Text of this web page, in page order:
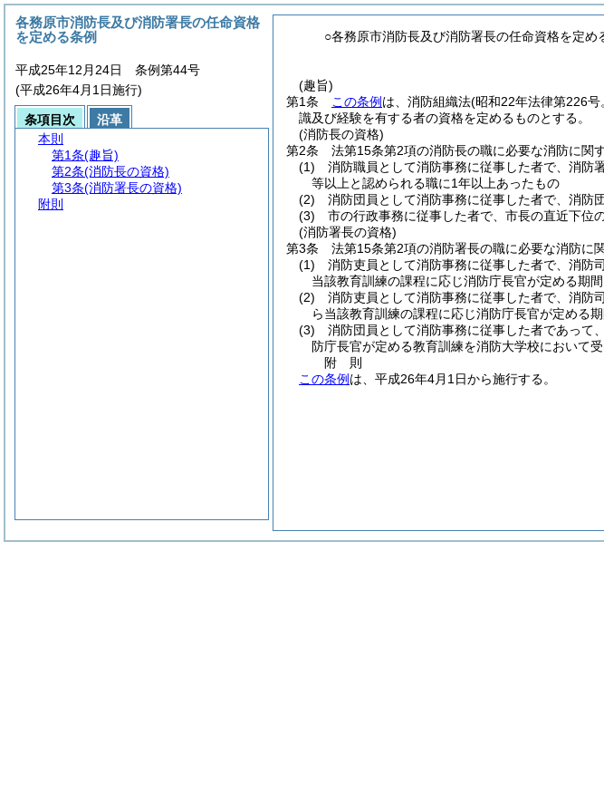
○各務原市消防長及び消防署長の任命資格を定め
(趣旨)
第1条
この条例 は、消防組織法(昭和22年法律第226
識及び経験を有する者の資格を定めるものとする。
(消防長の資格)
第2条
法第15条第2項の消防長の職に必要な消防に関
(1)
消防職員として消防事務に従事した者で、消防
等以上と認められる職に1年以上あったもの
(2)
消防団員として消防事務に従事した者で、消防
(3)
市の行政事務に従事した者で、市長の直近下位
(消防署長の資格)
第3条
法第15条第2項の消防署長の職に必要な消防に
(1)
消防吏員として消防事務に従事した者で、消防
当該教育訓練の課程に応じ消防庁長官が定める期
(2)
消防吏員として消防事務に従事した者で、消防
ら当該教育訓練の課程に応じ消防庁長官が定める
(3)
消防団員として消防事務に従事した者であって
防庁長官が定める教育訓練を消防大学校において
附 則
この条例 は、平成26年4月1日から施行する。
各務原市消防長及び消防署長の任命資格
を定める条例
平成25年12月24日 条例第44号
(平成26年4月1日施行)
条項目次
沿革
本則
第1条(趣旨)
第2条(消防長の資格)
第3条(消防署長の資格)
附則